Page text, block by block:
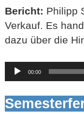
Bericht: Philipp
Verkauf. Es
dazu über die
Audio-
Player
00:00